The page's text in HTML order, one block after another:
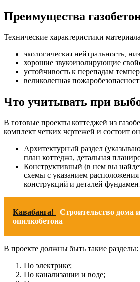
Преимущества
Технические характеристики
экологическая нейтральность,
хорошие звукоизолирующие
устойчивость к перепадам
великолепная
Что учитывать при
В готовые проекты коттеджей из
комплект четких чертежей и состоит
Архитектурный раздел
план коттеджа, детальная
Конструктивный (в нем вы
схемы с указанием
конструкций и деталей
Кавабанга!
Строительство дома
опилкобетона
В проекте должны быть такие разделы:
По электрике;
По канализации и воде;